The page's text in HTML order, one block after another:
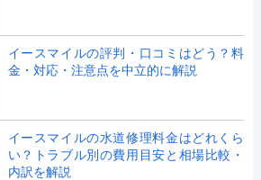
イースマイルの評判・口コミはどう？料
金・対応・注意点を中立的に解説
イースマイルの水道修理料金はどれくら
い？トラブル別の費用目安と相場比較・
内訳を解説